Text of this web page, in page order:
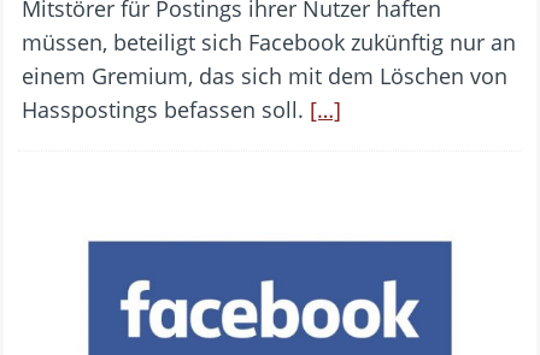
Mitstörer für Postings ihrer Nutzer haften
müssen, beteiligt sich Facebook zukünftig nur an
einem Gremium, das sich mit dem Löschen von
Hasspostings befassen soll. […]